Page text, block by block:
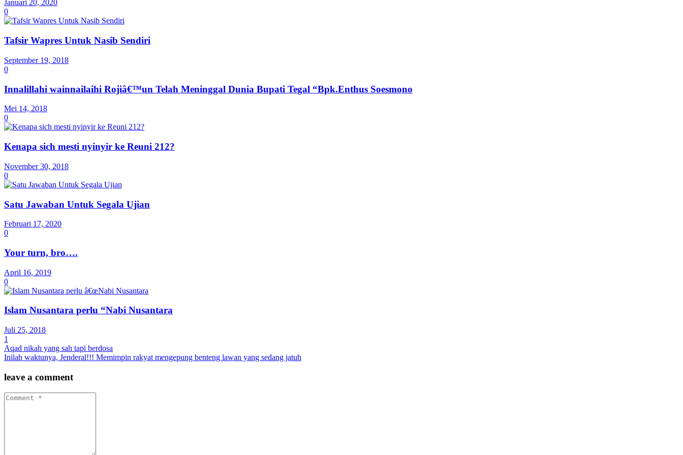
Januari 20, 2020
0
Tafsir Wapres Untuk Nasib Sendiri
September 19, 2018
0
Innalillahi wainnailaihi Rojiâ€™un Telah Meninggal Dunia Bupati Tegal “Bpk.Enthus Soesmono
Mei 14, 2018
0
Kenapa sich mesti nyinyir ke Reuni 212?
November 30, 2018
0
Satu Jawaban Untuk Segala Ujian
Februari 17, 2020
0
Your turn, bro….
April 16, 2019
0
Islam Nusantara perlu “Nabi Nusantara
Juli 25, 2018
1
Aqad nikah yang sah tapi berdosa
Inilah waktunya, Jenderal!!! Memimpin rakyat mengepung benteng lawan yang sedang jatuh
leave a comment